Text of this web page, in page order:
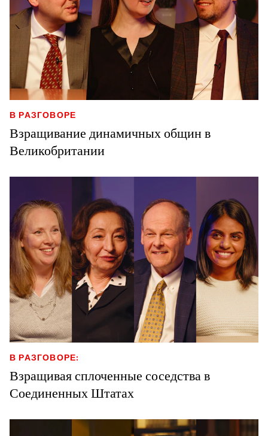
В РАЗГОВОРЕ
Взращивание динамичных общин в
Великобритании
В РАЗГОВОРЕ:
Взращивая сплоченные соседства в
Соединенных Штатах